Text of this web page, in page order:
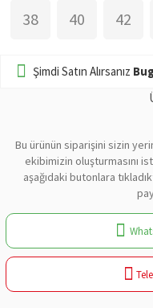
38 40 42
Şimdi Satın Alırsanız
Bu ürünün siparişini sizin
ekibimizin oluşturmasını
aşağıdaki butonlara